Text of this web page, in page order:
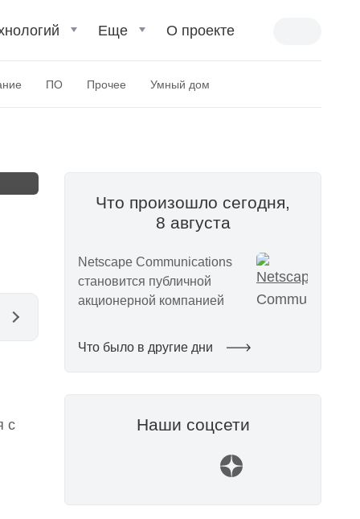
Еще О проекте
ПО Прочее Умный дом
с
Что произошло сегодня,
8 августа
Netscape Communications
становится публичной
акционерной компанией
Что было в другие дни
Наши соцсети